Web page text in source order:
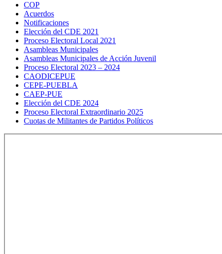
COP
Acuerdos
Notificaciones
Elección del CDE 2021
Proceso Electoral Local 2021
Asambleas Municipales
Asambleas Municipales de Acción Juvenil
Proceso Electoral 2023 – 2024
CAODICEPUE
CEPE-PUEBLA
CAEP-PUE
Elección del CDE 2024
Proceso Electoral Extraordinario 2025
Cuotas de Militantes de Partidos Políticos